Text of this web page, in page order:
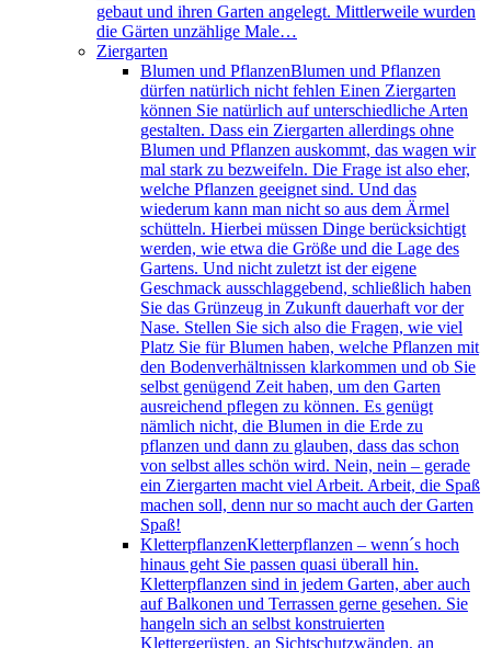
gebaut und ihren Garten angelegt. Mittlerweile wurden
die Gärten unzählige Male…
Ziergarten
Blumen und PflanzenBlumen und Pflanzen
dürfen natürlich nicht fehlen Einen Ziergarten
können Sie natürlich auf unterschiedliche Arten
gestalten. Dass ein Ziergarten allerdings ohne
Blumen und Pflanzen auskommt, das wagen wir
mal stark zu bezweifeln. Die Frage ist also eher,
welche Pflanzen geeignet sind. Und das
wiederum kann man nicht so aus dem Ärmel
schütteln. Hierbei müssen Dinge berücksichtigt
werden, wie etwa die Größe und die Lage des
Gartens. Und nicht zuletzt ist der eigene
Geschmack ausschlaggebend, schließlich haben
Sie das Grünzeug in Zukunft dauerhaft vor der
Nase. Stellen Sie sich also die Fragen, wie viel
Platz Sie für Blumen haben, welche Pflanzen mit
den Bodenverhältnissen klarkommen und ob Sie
selbst genügend Zeit haben, um den Garten
ausreichend pflegen zu können. Es genügt
nämlich nicht, die Blumen in die Erde zu
pflanzen und dann zu glauben, dass das schon
von selbst alles schön wird. Nein, nein – gerade
ein Ziergarten macht viel Arbeit. Arbeit, die Spaß
machen soll, denn nur so macht auch der Garten
Spaß!
KletterpflanzenKletterpflanzen – wenn´s hoch
hinaus geht Sie passen quasi überall hin.
Kletterpflanzen sind in jedem Garten, aber auch
auf Balkonen und Terrassen gerne gesehen. Sie
hangeln sich an selbst konstruierten
Klettergerüsten, an Sichtschutzwänden, an